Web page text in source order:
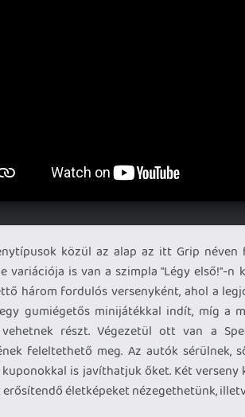
közül az alap az itt Grip néven
variációja is van a szimpla "Légy első!"-
három fordulós versenyként, ahol a
gumiégetős minijátékkal indít, míg a
részt. Végezetül ott van a
feleltethető meg. Az autók sérülnek,
is javíthatjuk őket. Két
életképeket nézegethetünk,